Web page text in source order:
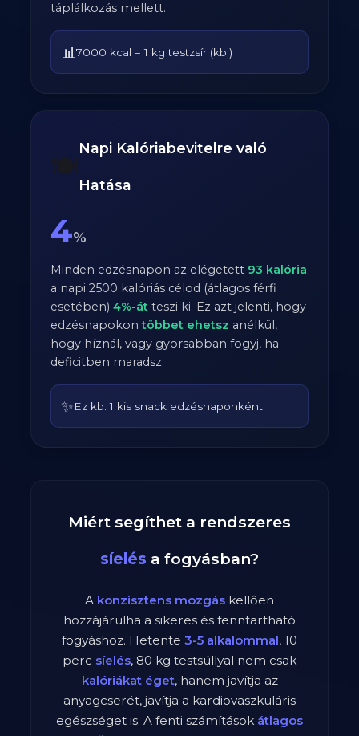
táplálkozás mellett.
📊7000 kcal = 1 kg testzsír (kb.)
🍽️
Napi Kalóriabevitelre való
Hatása
4%
Minden edzésnapon az elégetett 93 kalória
a napi2500 kalóriás célod (átlagosférfi
esetében)4%-át teszi ki. Ez azt jelenti, hogy
edzésnapokontöbbet ehetsz anélkül,
hogy híznál, vagy gyorsabban fogyj, ha
deficitben maradsz.
✨Ez kb. 1 kis snack edzésnaponként
Miért segíthet a rendszeres
síelés a fogyásban?
A konzisztens mozgás kellően
hozzájárulha a sikeres és fenntartható
fogyáshoz. Hetente 3-5 alkalommal, 10
perc síelés, 80 kg testsúllyal nem csak
kalóriákat éget, hanem javítja az
anyagcserét, javítja a kardiovaszkuláris
egészséget is. A fenti számítások átlagos